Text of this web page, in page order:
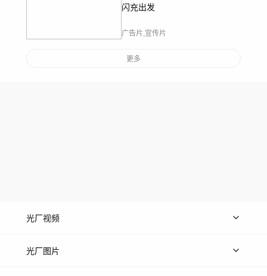
闪充出发
广告片,宣传片
更多
光厂视频
上传视频
光厂图片